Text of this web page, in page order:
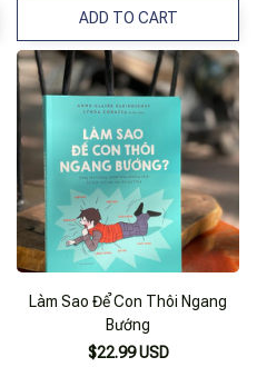
ADD TO CART
Làm Sao Để Con Thôi Ngang
Bướng
$22.99 USD